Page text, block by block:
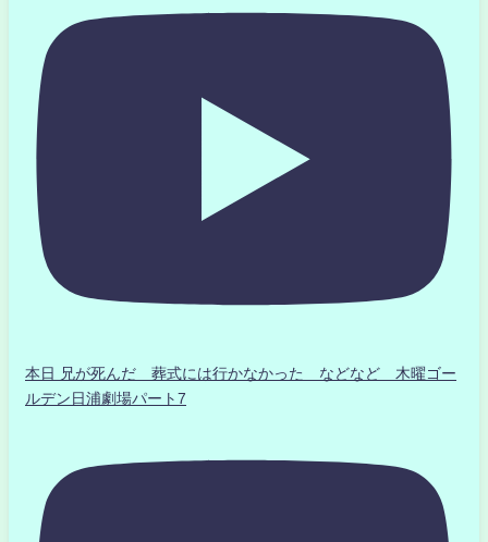
本日 兄が死んだ 葬式には行かなかった などなど 木曜ゴー
ルデン日浦劇場パート7